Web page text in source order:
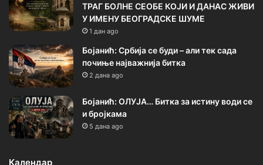
ТРАГ БОЛНЕ СЕОБЕ КОЈИ И ДАНАС ЖИВИ
У ИМЕНУ БЕОГРАДСКЕ ШУМЕ
1 дан ago
Бојанић: Србија се буди – али тек сада
почиње најважнија битка
2 дана ago
Бојанић: ОЛУЈА… Битка за истину води се
и бројкама
5 дана ago
Календар